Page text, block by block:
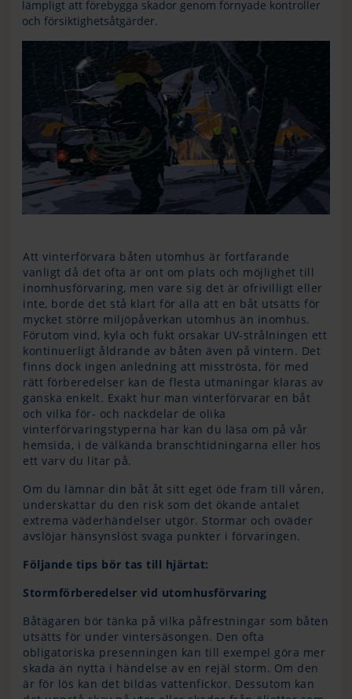
lämpligt att förebygga skador genom förnyade kontroller
och försiktighetsåtgärder.
Att vinterförvara båten utomhus är fortfarande
vanligt då det ofta är ont om plats och möjlighet till
inomhusförvaring, men vare sig det är ofrivilligt eller
inte, borde det stå klart för alla att en båt utsätts för
mycket större miljöpåverkan utomhus än inomhus.
Förutom vind, kyla och fukt orsakar UV-strålningen ett
kontinuerligt åldrande av båten även på vintern. Det
finns dock ingen anledning att misströsta, för med
rätt förberedelser kan de flesta utmaningar klaras av
ganska enkelt. Exakt hur man vinterförvarar en båt
och vilka för- och nackdelar de olika
vinterförvaringstyperna har kan du läsa om på vår
hemsida, i de välkända branschtidningarna eller hos
ett varv du litar på.
Om du lämnar din båt åt sitt eget öde fram till våren,
underskattar du den risk som det ökande antalet
extrema väderhändelser utgör. Stormar och oväder
avslöjar hänsynslöst svaga punkter i förvaringen.
Följande tips bör tas till hjärtat:
Stormförberedelser vid utomhusförvaring
Båtägaren bör tänka på vilka påfrestningar som båten
utsätts för under vintersäsongen. Den ofta
obligatoriska presenningen kan till exempel göra mer
skada än nytta i händelse av en rejäl storm. Om den
är för lös kan det bildas vattenfickor. Dessutom kan